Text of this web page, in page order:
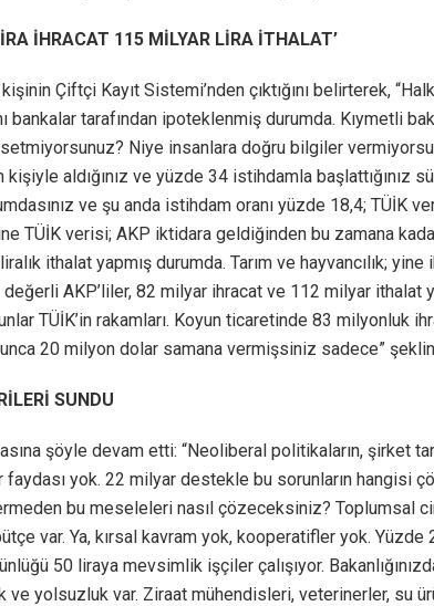
İHRACAT 115 MİLYAR LİRA İTHALAT’
Çiftçi Kayıt Sistemi’nden çıktığını belirterek,
bankalar tarafından ipoteklenmiş durumda. Kıymetli
Niye insanlara doğru bilgiler
aldığınız ve yüzde 34 istihdamla başlattığınız
ve şu anda istihdam oranı yüzde 18,4; TÜİK
TÜİK verisi; AKP iktidara geldiğinden bu zamana
ithalat yapmış durumda. Tarım ve hayvancılık;
AKP’liler, 82 milyar ihracat ve 112 milyar ithalat
TÜİK’in rakamları. Koyun ticaretinde 83 milyonluk
20 milyon dolar samana vermişsiniz sadece”
SUNDU
şöyle devam etti: “Neoliberal politikaların, şirket
yok. 22 milyar destekle bu sorunların hangisi
bu meseleleri nasıl çözeceksiniz? Toplumsal
var. Ya, kırsal kavram yok, kooperatifler yok. Yüzde
50 liraya mevsimlik işçiler çalışıyor.
ve yolsuzluk var. Ziraat mühendisleri, veterinerler, su